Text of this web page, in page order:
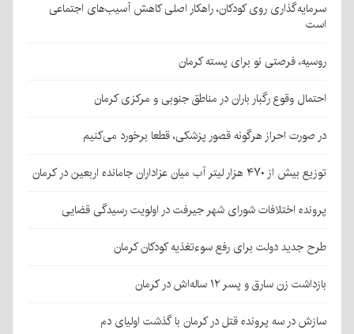
سرمایه‌گذاری روی کودکان، راهکار اصلی کاهش آسیب‌های اجتماعی
است
روسیه، فرصتی نو برای پسته کرمان
احتمال وقوع رگبار باران در مناطق جنوبی و مرکزی کرمان
در صورت احراز هرگونه قصور پزشکی، قطعا برخورد می‌کنیم
توزیع بیش از ۴۷۰ هزار لیتر آب میان عزاداران جامانده اربعین در کرمان
پرونده اختلافات شورای شهر جیرفت در اولویت رسیدگی قضایی
طرح جدید دولت برای رفع سوءتغذیه کودکان کرمان
بازداشت زن سارق و پسر ۱۲ ساله‌اش در کرمان
سازش در سه پرونده قتل در کرمان با گذشت اولیای دم